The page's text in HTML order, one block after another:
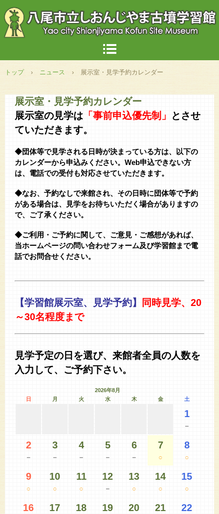
トップ › ニュース › 展示室・見学予約カレンダー
展示室・見学予約カレンダー
展示室の見学は 「事前申込優先制」
とさせ
ていただきます。
◆団体等で見学される日時が決まっている方は、以下の
カレンダーから申込みください。Web申込できない方
は、電話での受付も対応させていただきます。
◆なお、予約なしで来館され、その日時に団体等で予約
がある場合は、見学をお待ちいただく場合がありますの
で、ご了承ください。
◆ご利用・ご予約に関して、ご意見・ご感想があれば、
当ホームページの問い合わせフォーム及び学習館まで電
話でお問合せください。
【学習館展示室、見学予約】
同時見学、20
～30名程度まで
見学予定の日を選び、来館者全員の人数を
入力して、ご予約下さい。
2026年8月
日
月 火 水 木 金 土
1
－
2
－
3
－
4
－
5
－
6
－
7
○
8
○
9
○
10
○
11
○
12
－
13
○
14
○
15
○
16 17 18 19 20 21 22